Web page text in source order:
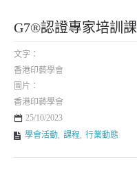
G7®認證專家培訓課
文字：
香港印藝學會
圖片：
香港印藝學會
25/10/2023
學會活動, 課程, 行業動態